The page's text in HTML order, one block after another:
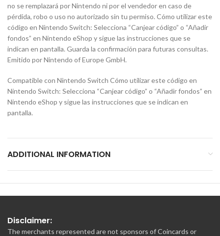
no se remplazará por Nintendo ni por el vendedor en caso de
pérdida, robo o uso no autorizado sin tu permiso. Cómo utilizar este
código en Nintendo Switch: Selecciona “Canjear código” o “Añadir
fondos” en Nintendo eShop y sigue las instrucciones que se
indican en pantalla. Guarda la confirmación para futuras consultas.
Emitido por Nintendo of Europe GmbH.
Compatible con Nintendo Switch Cómo utilizar este código en
Nintendo Switch: Selecciona “Canjear código” o “Añadir fondos” en
Nintendo eShop y sigue las instrucciones que se indican en
pantalla.
ADDITIONAL INFORMATION
Disclaimer:
The merchants represented are not sponsors of Coincards or